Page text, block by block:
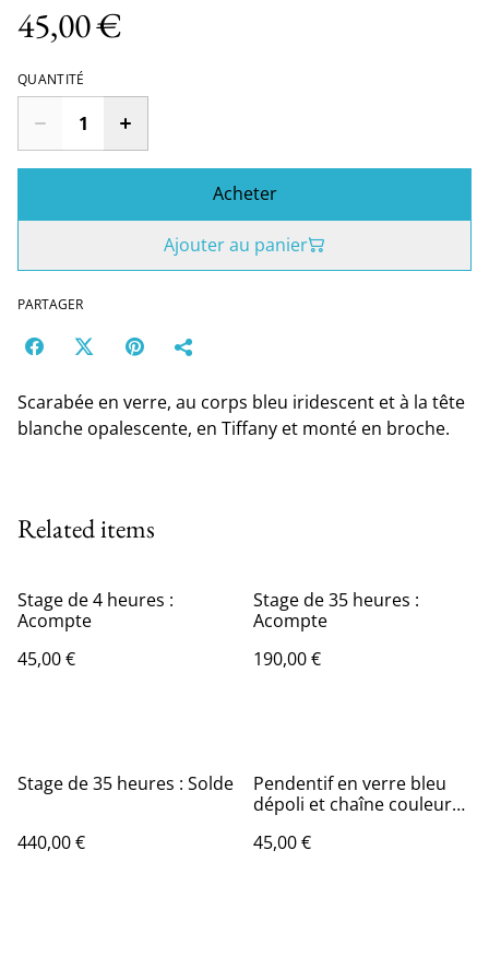
45,00 €
QUANTITÉ
Acheter
Ajouter au panier
PARTAGER
Scarabée en verre, au corps bleu iridescent et à la tête
blanche opalescente, en Tiffany et monté en broche.
Related items
Stage de 4 heures :
Acompte
45,00 €
Stage de 35 heures :
Acompte
190,00 €
Stage de 35 heures : Solde
440,00 €
Pendentif en verre bleu
dépoli et chaîne couleur
45,00 €